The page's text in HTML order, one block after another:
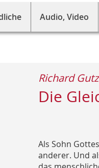
Audio, Video
Die
Richard
Als Sohn
anderer. Und